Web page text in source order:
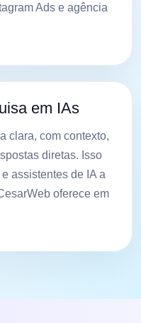
Ads e agência
em IAs
clara, com contexto,
diretas. Isso
assistentes de IA a
oferece em